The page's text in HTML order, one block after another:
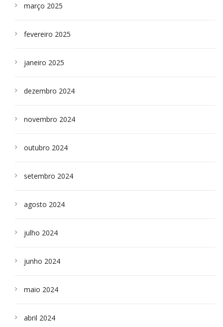
março 2025
fevereiro 2025
janeiro 2025
dezembro 2024
novembro 2024
outubro 2024
setembro 2024
agosto 2024
julho 2024
junho 2024
maio 2024
abril 2024